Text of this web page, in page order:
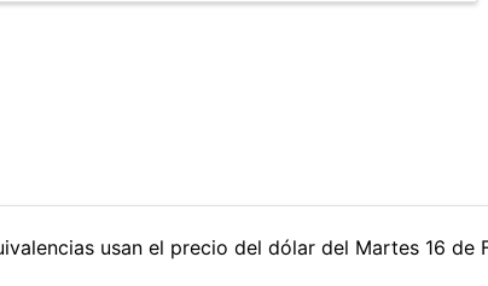
usan el precio del dólar del Martes 16